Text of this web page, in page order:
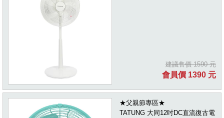
建議售價 1590 元
會員價 1390 元
★父親節專區★
TATUNG 大同12吋DC直流復古電